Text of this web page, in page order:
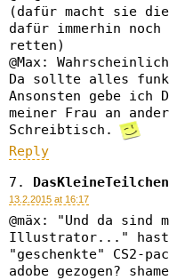
(dafür macht sie
dafür immerhin
retten)
@Max:
Da sollte alles
Ansonsten gebe ich
meiner Frau an
Schreibtisch.
Reply
DasKleineTeilchen
13.2.2015 at 16:17
@mäx: "Und da sind
Illustrator..." hast
"geschenkte" CS2-
adobe gezogen?